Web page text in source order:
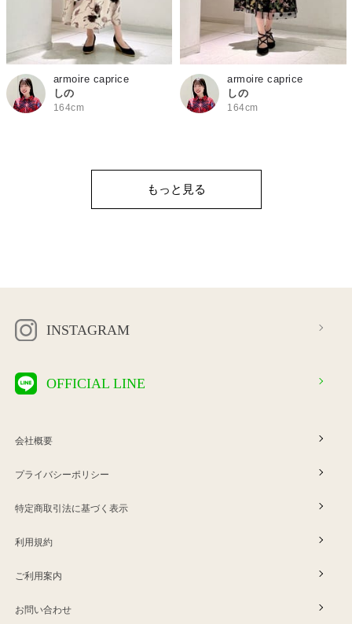
armoire caprice
しの
164cm
armoire caprice
しの
164cm
もっと見る
INSTAGRAM
OFFICIAL LINE
会社概要
プライバシーポリシー
特定商取引法に基づく表示
利用規約
ご利用案内
お問い合わせ